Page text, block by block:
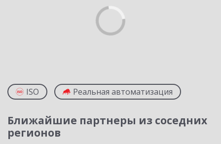
ISO Реальная автоматизация
Ближайшие партнеры из соседних
регионов